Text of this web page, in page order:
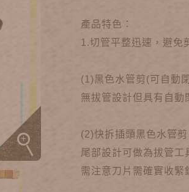
產品特色：
1.切管平整迅速，避免
(1)黑色水管剪(可自動
無拔管設計但具有自動
(2)快拆插頭黑色水管剪
尾部設計可做為拔管工
需注意刀片需確實收緊